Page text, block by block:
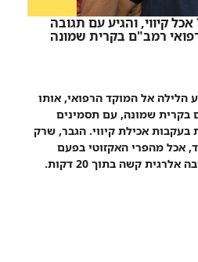
קיווי, והגיע עם תגובה
רמב"ם בקרית שמונה
לחייו הגיע הלילה אל המוקד הרפואי, אותו
בקרית שמונה, עם תסמינים
בעקבות אכילת קיווי. הגבר, שרק
אכל מהפרי האקזוטי בפעם
קשה בתוך 20 דקות.